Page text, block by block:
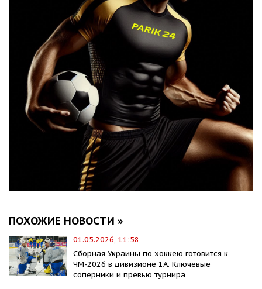
ПОХОЖИЕ НОВОСТИ »
01.05.2026, 11:58
Сборная Украины по хоккею готовится к
ЧМ-2026 в дивизионе 1A. Ключевые
соперники и превью турнира